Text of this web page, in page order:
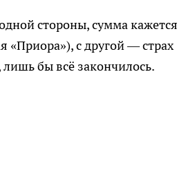
стороны, сумма кажется
«Приора»), с другой — страх
бы всё закончилось.